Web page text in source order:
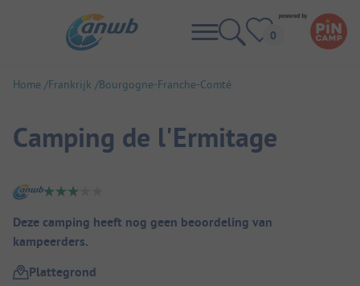
Home Frankrijk Bourgogne-Franche-Comté
Camping de l'Ermitage
Camping overzicht
Deze camping heeft nog geen beoordeling van
kampeerders.
Plattegrond